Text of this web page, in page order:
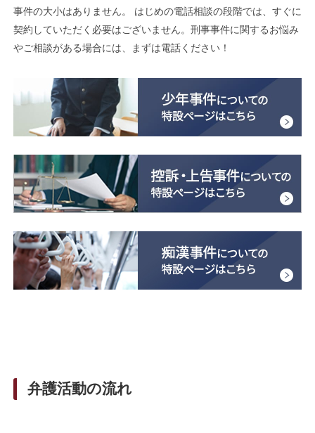
事件の大小はありません。 はじめの電話相談の段階では、すぐに
契約していただく必要はございません。刑事事件に関するお悩み
やご相談がある場合には、まずは電話ください！
弁護活動の流れ